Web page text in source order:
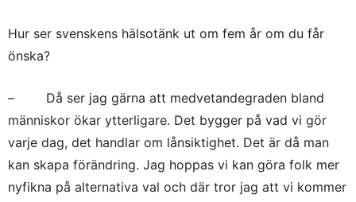
Hur ser svenskens hälsotänk ut om fem år om du får
önska?
– Då ser jag gärna att medvetandegraden bland
människor ökar ytterligare. Det bygger på vad vi gör
varje dag, det handlar om lånsiktighet. Det är då man
kan skapa förändring. Jag hoppas vi kan göra folk mer
nyfikna på alternativa val och där tror jag att vi kommer